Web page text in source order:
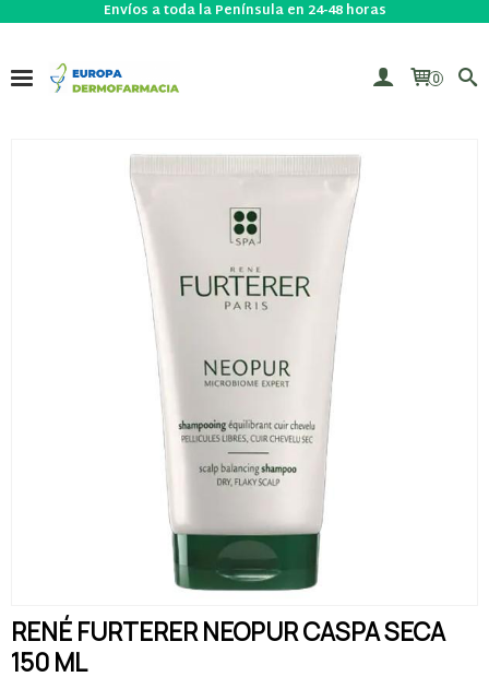
Envíos a toda la Península en 24-48 horas
0
RENÉ FURTERER NEOPUR CASPA SECA
150 ML